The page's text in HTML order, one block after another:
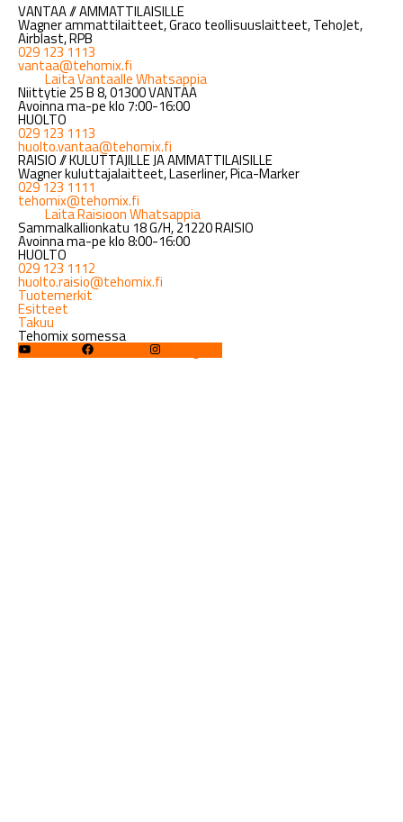
VANTAA // AMMATTILAISILLE
Wagner ammattilaitteet, Graco teollisuuslaitteet, TehoJet,
Airblast, RPB
029 123 1113
vantaa@tehomix.fi
Laita Vantaalle Whatsappia
Niittytie 25 B 8, 01300 VANTAA
Avoinna ma-pe klo 7:00-16:00
HUOLTO
029 123 1113
huolto.vantaa@tehomix.fi
RAISIO // KULUTTAJILLE JA AMMATTILAISILLE
Wagner kuluttajalaitteet, Laserliner, Pica-Marker
029 123 1111
tehomix@tehomix.fi
Laita Raisioon Whatsappia
Sammalkallionkatu 18 G/H, 21220 RAISIO
Avoinna ma-pe klo 8:00-16:00
HUOLTO
029 123 1112
huolto.raisio@tehomix.fi
Tuotemerkit
Esitteet
Takuu
Tehomix somessa